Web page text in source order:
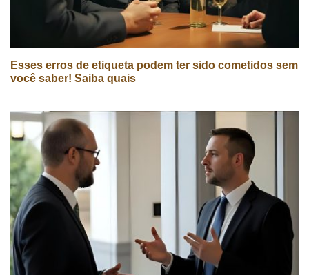
Esses erros de etiqueta podem ter sido cometidos sem
você saber! Saiba quais